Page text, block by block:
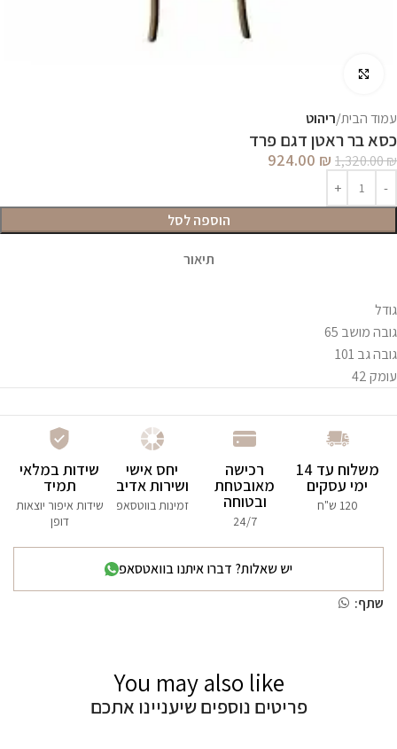
עמוד הבית ריהוט
כסא בר ראטן דגם פרד
1,320.00₪
924.00 ₪
הוספה לסל
תיאור
גודל
גובה מושב 65
גובה גב 101
עומק 42
משלוח עד 14
ימי עסקים
120 ש"ח
רכישה
מאובטחת
ובטוחה
24/7
יחס אישי
ושירות אדיב
זמינות בווטסאפ
שידות במלאי
תמיד
שידות איפור יוצאות
דופן
יש שאלות? דברו איתנו בוואטסאפ
שתף:
You may also like
פריטים נוספים שיעניינו אתכם